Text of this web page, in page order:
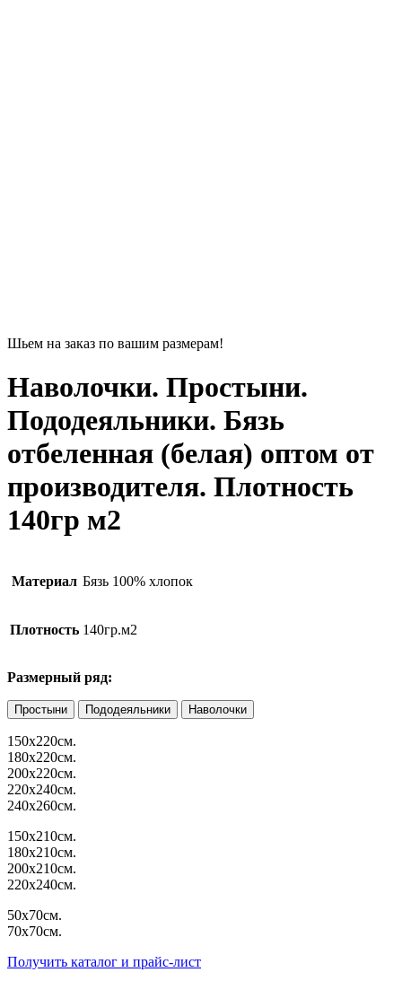
Шьем на заказ по вашим размерам!
Наволочки. Простыни.
Пододеяльники. Бязь
отбеленная (белая) оптом от
производителя. Плотность
140гр м2
Материал Бязь 100% хлопок
Плотность 140гр.м2
Размерный ряд:
Простыни Пододеяльники Наволочки
150х220см.
180х220см.
200х220см.
220х240см.
240х260см.
150х210см.
180х210см.
200х210см.
220х240см.
50х70см.
70х70см.
Получить каталог и прайс-лист